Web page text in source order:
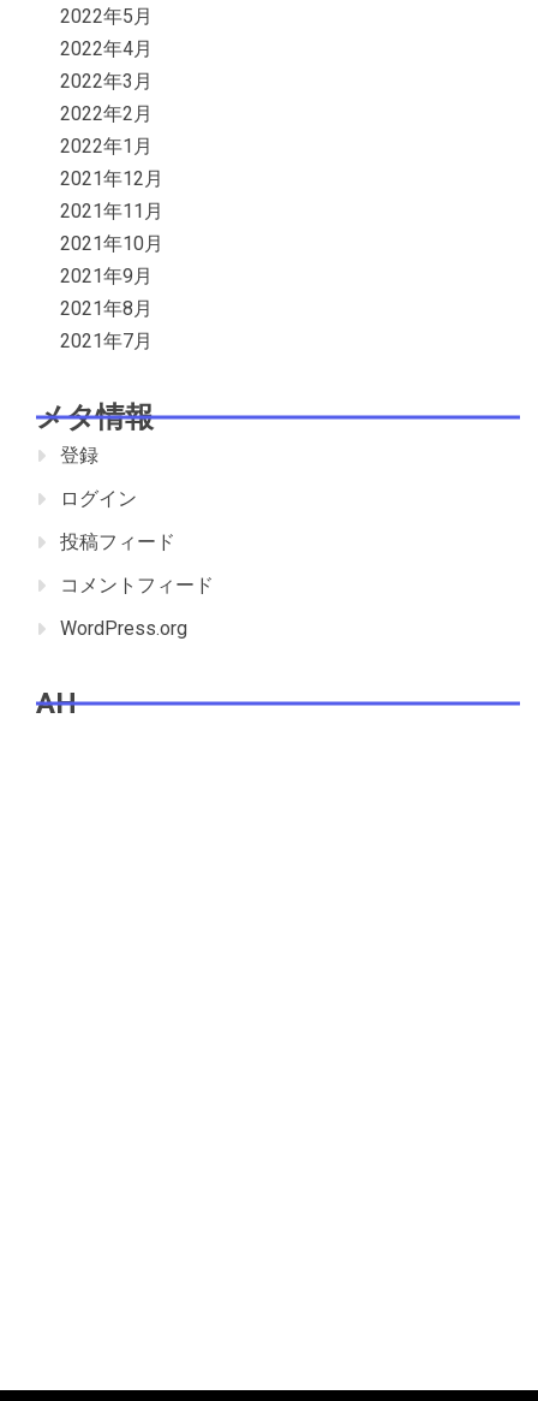
2022年5月
2022年4月
2022年3月
2022年2月
2022年1月
2021年12月
2021年11月
2021年10月
2021年9月
2021年8月
2021年7月
メタ情報
登録
ログイン
投稿フィード
コメントフィード
WordPress.org
AH